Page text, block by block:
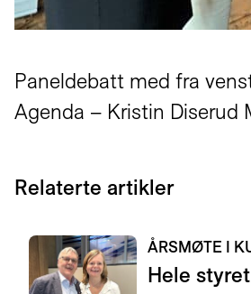
Paneldebatt med fra
Agenda – Kristin Diserud
Relaterte artikler
ÅRSMØTE I
Hele